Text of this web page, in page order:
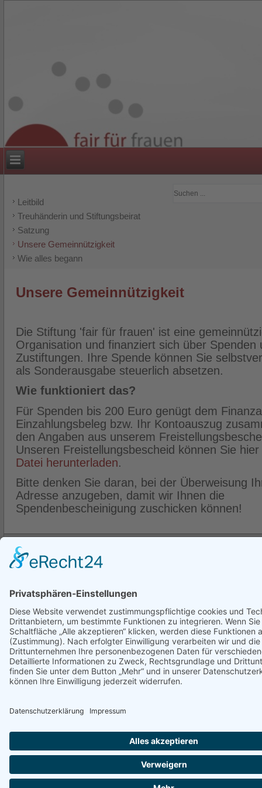
Leitbild
Treuhänderin und Stiftungsbeirat
Satzung
Unsere Gemeinnützigkeit
Wie alles begann
Unsere Gemeinnützigkeit
Die Stiftung 'fair für frauen' ist eine
Organisation und finanziert sich über Spenden
Zustiftungen. Ihre Spende können Sie
als Sonderausgabe steuerlich absetzen.
Wie funktioniert das?
Für Spenden bis 200 Euro genügt dem
Einzahlungsbeleg bzw. Ihr Kontoauszug
den Angaben aus unserem
Unseren Freistellungsbescheid können Sie
Datei herunterladen.
Bitte denken Sie daran, bei der Überweisung
Adresse anzugeben, damit wir Ihnen die
Spendenbescheinigung zuschicken können!
Copyright © 2026. All Rights Reserved.